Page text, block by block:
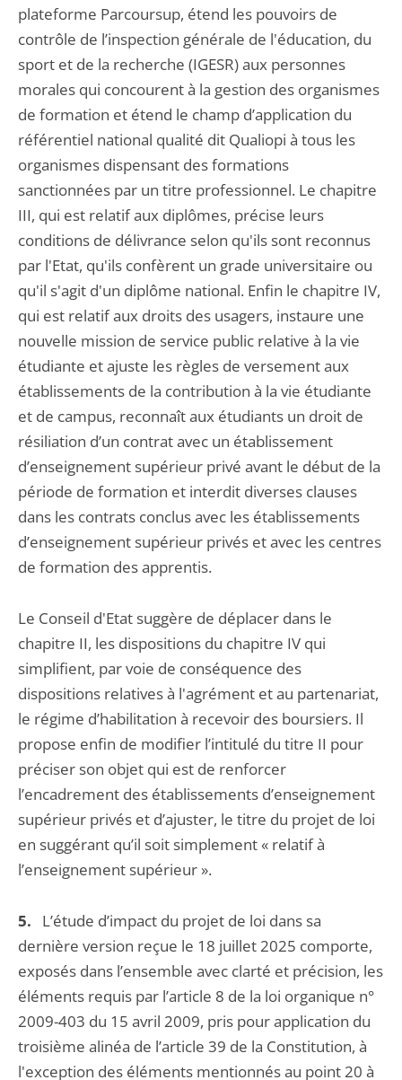
plateforme Parcoursup, étend les pouvoirs de
contrôle de l’inspection générale de l'éducation, du
sport et de la recherche (IGESR) aux personnes
morales qui concourent à la gestion des organismes
de formation et étend le champ d’application du
référentiel national qualité dit Qualiopi à tous les
organismes dispensant des formations
sanctionnées par un titre professionnel. Le chapitre
III, qui est relatif aux diplômes, précise leurs
conditions de délivrance selon qu'ils sont reconnus
par l'Etat, qu'ils confèrent un grade universitaire ou
qu'il s'agit d'un diplôme national. Enfin le chapitre IV,
qui est relatif aux droits des usagers, instaure une
nouvelle mission de service public relative à la vie
étudiante et ajuste les règles de versement aux
établissements de la contribution à la vie étudiante
et de campus, reconnaît aux étudiants un droit de
résiliation d’un contrat avec un établissement
d’enseignement supérieur privé avant le début de la
période de formation et interdit diverses clauses
dans les contrats conclus avec les établissements
d’enseignement supérieur privés et avec les centres
de formation des apprentis.
Le Conseil d'Etat suggère de déplacer dans le
chapitre II, les dispositions du chapitre IV qui
simplifient, par voie de conséquence des
dispositions relatives à l'agrément et au partenariat,
le régime d’habilitation à recevoir des boursiers. Il
propose enfin de modifier l’intitulé du titre II pour
préciser son objet qui est de renforcer
l’encadrement des établissements d’enseignement
supérieur privés et d’ajuster, le titre du projet de loi
en suggérant qu’il soit simplement « relatif à
l’enseignement supérieur ».
5. L’étude d’impact du projet de loi dans sa
dernière version reçue le 18 juillet 2025 comporte,
exposés dans l’ensemble avec clarté et précision, les
éléments requis par l’article 8 de la loi organique n°
2009-403 du 15 avril 2009, pris pour application du
troisième alinéa de l’article 39 de la Constitution, à
l'exception des éléments mentionnés au point 20 à